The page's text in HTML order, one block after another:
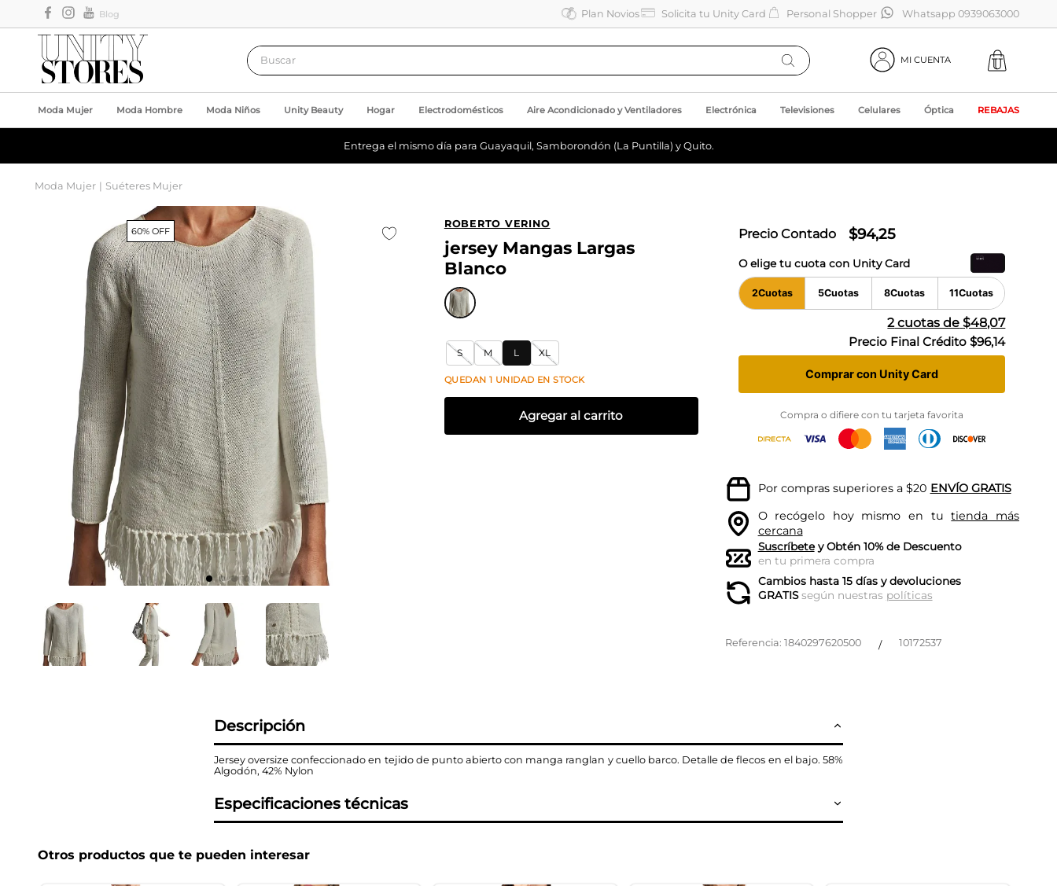
Blog Plan Novios Solicita tu Unity Card Personal Shopper Whatsapp 0939063000
Buscar
MI CUENTA
Moda Mujer Moda Hombre Moda Niños Unity Beauty Hogar Electrodomésticos Aire Acondicionado y Ventiladores Electrónica Televisiones Celulares Óptica REBAJAS
Entrega el mismo día para Guayaquil, Samborondón (La Puntilla) y Quito.
Moda Mujer Suéteres Mujer
60% OFF
ROBERTO VERINO
jersey Mangas Largas
Blanco
S M L XL
QUEDAN 1 UNIDAD EN STOCK
Agregar al carrito
Precio Contado $94,25
O elige tu cuota con Unity Card
2Cuotas 5Cuotas 8Cuotas 11Cuotas
2cuotas de $48,07
Precio Final Crédito $96,14
Comprar con Unity Card
Compra o difiere con tu tarjeta favorita
Por compras superiores a $20 ENVÍO GRATIS
O recógelo hoy mismo en tutienda más
cercana
Suscríbetey Obtén 10% de Descuento
en tu primera compra
Cambios hasta 15 días y devoluciones
GRATISsegún nuestras políticas
Referencia: 1840297620500 / 10172537
Descripción
Jersey oversize confeccionado en tejido de punto abierto con manga ranglan y cuello barco. Detalle de flecos en el bajo. 58%
Algodón, 42% Nylon
Especificaciones técnicas
Otros productos que te pueden interesar